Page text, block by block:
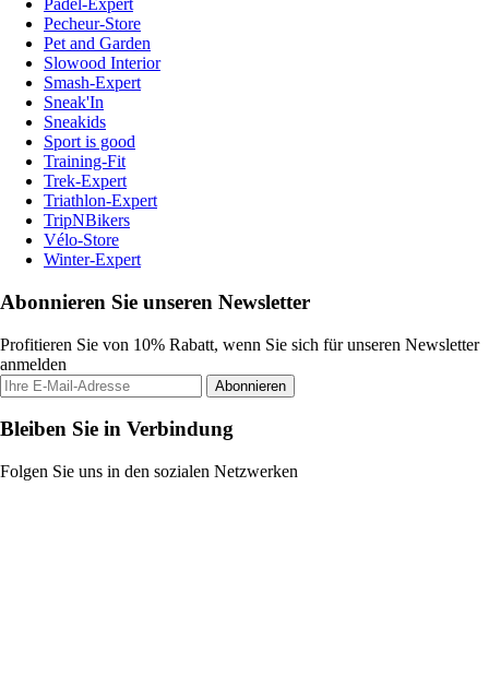
Padel-Expert
Pecheur-Store
Pet and Garden
Slowood Interior
Smash-Expert
Sneak'In
Sneakids
Sport is good
Training-Fit
Trek-Expert
Triathlon-Expert
TripNBikers
Vélo-Store
Winter-Expert
Abonnieren Sie unseren Newsletter
Profitieren Sie von 10% Rabatt, wenn Sie sich für unseren Newsletter
anmelden
Abonnieren
Bleiben Sie in Verbindung
Folgen Sie uns in den sozialen Netzwerken